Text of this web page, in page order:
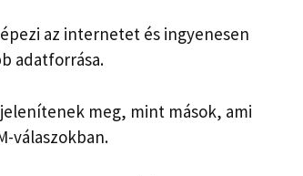
az internetet és ingyenesen
adatforrása.
meg, mint mások, ami
válaszokban.